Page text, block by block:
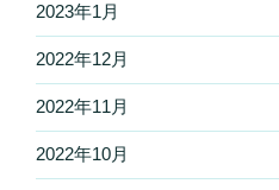
2023年1月
2022年12月
2022年11月
2022年10月